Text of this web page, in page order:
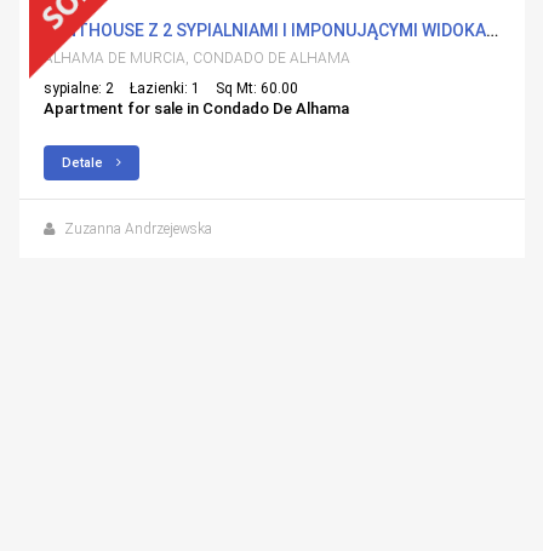
PENTHOUSE Z 2 SYPIALNIAMI I IMPONUJĄCYMI WIDOKAMI NA POLE GOLFOWE
ALHAMA DE MURCIA, CONDADO DE ALHAMA
sypialne: 2
Łazienki: 1 Sq Mt: 60.00
Apartment for sale in Condado De Alhama
Detale
Zuzanna Andrzejewska